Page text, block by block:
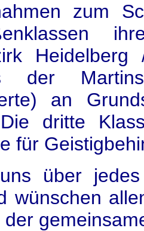
zum
der
an
dritte
für
über
wünschen